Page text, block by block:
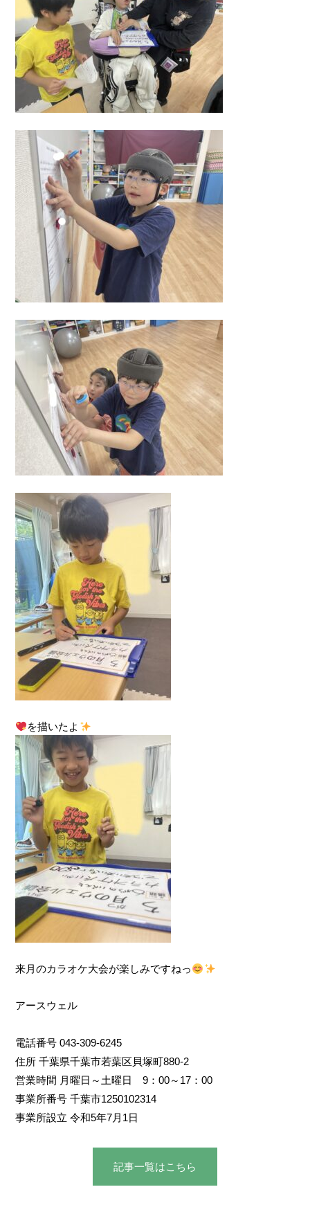
を描いたよ
来月のカラオケ大会が楽しみですねっ
アースウェル
電話番号 043-309-6245
住所 千葉県千葉市若葉区貝塚町880-2
営業時間 月曜日～土曜日 9：00～17：00
事業所番号 千葉市1250102314
事業所設立 令和5年7月1日
記事⼀覧はこちら